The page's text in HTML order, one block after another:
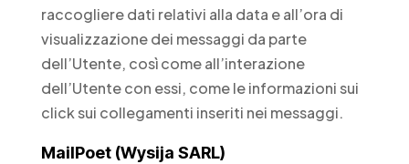
raccogliere dati relativi alla data e all’ora di
visualizzazione dei messaggi da parte
dell’Utente, così come all’interazione
dell’Utente con essi, come le informazioni sui
click sui collegamenti inseriti nei messaggi.
MailPoet (Wysija SARL)